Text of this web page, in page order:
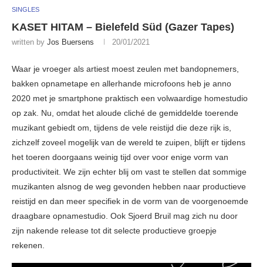
SINGLES
KASET HITAM – Bielefeld Süd (Gazer Tapes)
written by Jos Buersens 20/01/2021
Waar je vroeger als artiest moest zeulen met bandopnemers,
bakken opnametape en allerhande microfoons heb je anno
2020 met je smartphone praktisch een volwaardige homestudio
op zak. Nu, omdat het aloude cliché de gemiddelde toerende
muzikant gebiedt om, tijdens de vele reistijd die deze rijk is,
zichzelf zoveel mogelijk van de wereld te zuipen, blijft er tijdens
het toeren doorgaans weinig tijd over voor enige vorm van
productiviteit. We zijn echter blij om vast te stellen dat sommige
muzikanten alsnog de weg gevonden hebben naar productieve
reistijd en dan meer specifiek in de vorm van de voorgenoemde
draagbare opnamestudio. Ook Sjoerd Bruil mag zich nu door
zijn nakende release tot dit selecte productieve groepje
rekenen.